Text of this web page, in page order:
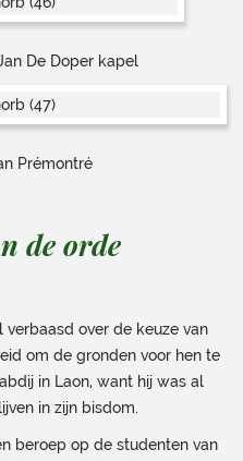
De Doper kapel
Prémontré
de orde
over de keuze van
om de gronden voor hen te
in Laon, want hij was al
in zijn bisdom.
beroep op de studenten van